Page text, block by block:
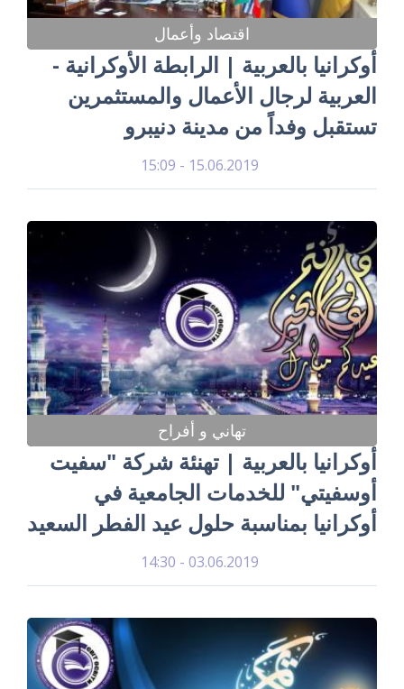
اقتصاد وأعمال
أوكرانيا بالعربية | الرابطة الأوكرانية -
العربية لرجال الأعمال والمستثمرين
تستقبل وفداً من مدينة دنيبرو
15.06.2019 - 15:09
تهاني و أفراح
أوكرانيا بالعربية | تهنئة شركة "سفيت
أوسفيتي" للخدمات الجامعية في
أوكرانيا بمناسبة حلول عيد الفطر السعيد
03.06.2019 - 14:30